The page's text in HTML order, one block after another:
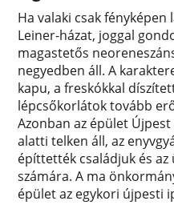
Ha valaki csak
Leiner-házat, joggal
magastetős
negyedben áll. A
kapu, a freskókkal
lépcsőkorlátok tovább
Azonban az épület
alatti telken áll, az
építtették családjuk és
számára. A ma
épület az egykori újpesti